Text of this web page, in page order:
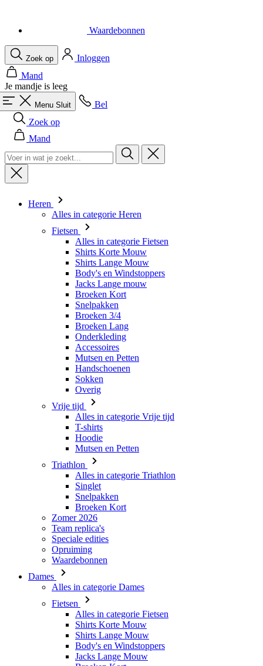
Waardebonnen
Zoek op
Inloggen
Mand
Je mandje is leeg
Menu Sluit
Bel
Zoek op
Mand
Heren
Alles in categorie Heren
Fietsen
Alles in categorie Fietsen
Shirts Korte Mouw
Shirts Lange Mouw
Body's en Windstoppers
Jacks Lange mouw
Broeken Kort
Snelpakken
Broeken 3/4
Broeken Lang
Onderkleding
Accessoires
Mutsen en Petten
Handschoenen
Sokken
Overig
Vrije tijd
Alles in categorie Vrije tijd
T-shirts
Hoodie
Mutsen en Petten
Triathlon
Alles in categorie Triathlon
Singlet
Snelpakken
Broeken Kort
Zomer 2026
Team replica's
Speciale edities
Opruiming
Waardebonnen
Dames
Alles in categorie Dames
Fietsen
Alles in categorie Fietsen
Shirts Korte Mouw
Shirts Lange Mouw
Body's en Windstoppers
Jacks Lange Mouw